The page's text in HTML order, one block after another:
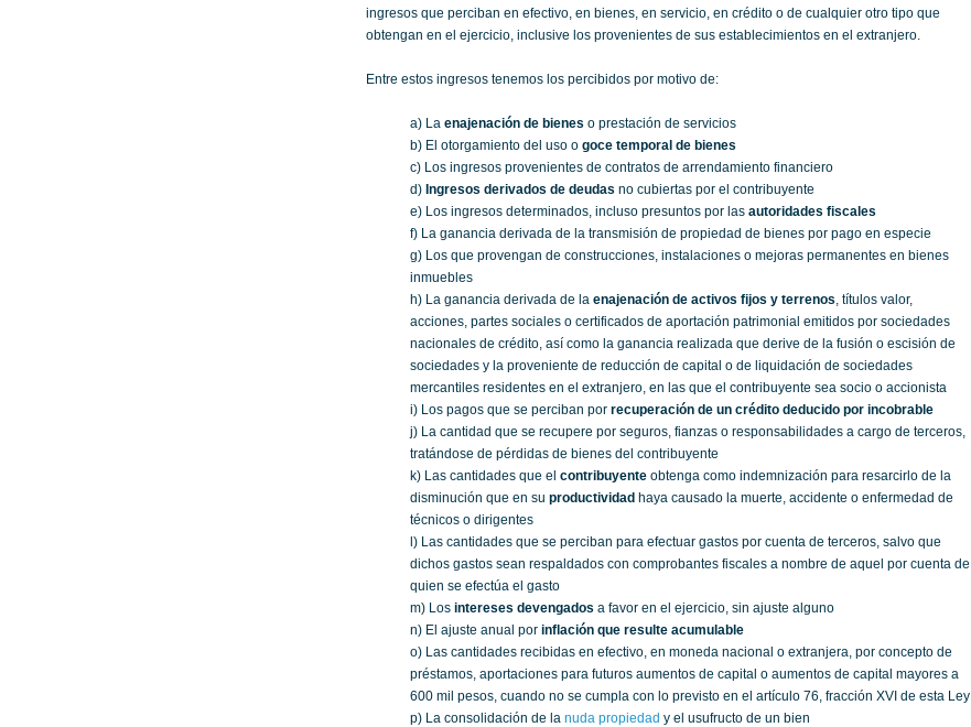
ingresos que perciban en efectivo, en bienes, en servicio, en crédito o de cualquier otro tipo que
obtengan en el ejercicio, inclusive los provenientes de sus establecimientos en el extranjero.
Entre estos ingresos tenemos los percibidos por motivo de:
a) La enajenación de bienes o prestación de servicios
b) El otorgamiento del uso o goce temporal de bienes
c) Los ingresos provenientes de contratos de arrendamiento financiero
d) Ingresos derivados de deudas no cubiertas por el contribuyente
e) Los ingresos determinados, incluso presuntos por las autoridades fiscales
f) La ganancia derivada de la transmisión de propiedad de bienes por pago en especie
g) Los que provengan de construcciones, instalaciones o mejoras permanentes en bienes
inmuebles
h) La ganancia derivada de la enajenación de activos fijos y terrenos, títulos valor,
acciones, partes sociales o certificados de aportación patrimonial emitidos por sociedades
nacionales de crédito, así como la ganancia realizada que derive de la fusión o escisión de
sociedades y la proveniente de reducción de capital o de liquidación de sociedades
mercantiles residentes en el extranjero, en las que el contribuyente sea socio o accionista
i) Los pagos que se perciban por recuperación de un crédito deducido por incobrable
j) La cantidad que se recupere por seguros, fianzas o responsabilidades a cargo de terceros,
tratándose de pérdidas de bienes del contribuyente
k) Las cantidades que el contribuyente obtenga como indemnización para resarcirlo de la
disminución que en su productividad haya causado la muerte, accidente o enfermedad de
técnicos o dirigentes
l) Las cantidades que se perciban para efectuar gastos por cuenta de terceros, salvo que
dichos gastos sean respaldados con comprobantes fiscales a nombre de aquel por cuenta de
quien se efectúa el gasto
m) Los intereses devengados a favor en el ejercicio, sin ajuste alguno
n) El ajuste anual por inflación que resulte acumulable
o) Las cantidades recibidas en efectivo, en moneda nacional o extranjera, por concepto de
préstamos, aportaciones para futuros aumentos de capital o aumentos de capital mayores a
600 mil pesos, cuando no se cumpla con lo previsto en el artículo 76, fracción XVI de esta Ley
p) La consolidación de la nuda propiedad y el usufructo de un bien